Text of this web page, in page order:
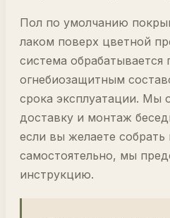
Пол по умолчанию
лаком поверх цветной
система обрабатывается
огнебиозащитным
срока эксплуатации. Мы
доставку и монтаж
если вы желаете
самостоятельно, мы
инструкцию.